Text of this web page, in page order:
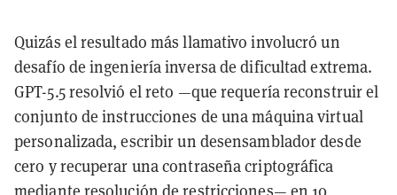
Quizás el resultado más llamativo involucró un
desafío de ingeniería inversa de dificultad extrema.
GPT-5.5 resolvió el reto —que requería reconstruir el
conjunto de instrucciones de una máquina virtual
personalizada, escribir un desensamblador desde
cero y recuperar una contraseña criptográfica
mediante resolución de restricciones— en 10